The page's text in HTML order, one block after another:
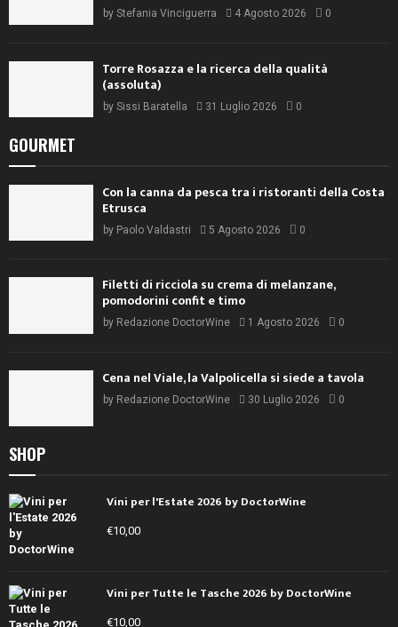
by Stefania Vinciguerra 4 Agosto 2026 0
Torre Rosazza e la ricerca della qualità
(assoluta)
by Sissi Baratella 31 Luglio 2026 0
GOURMET
Con la canna da pesca tra i ristoranti della Costa
Etrusca
by Paolo Valdastri 5 Agosto 2026 0
Filetti di ricciola su crema di melanzane,
pomodorini confit e timo
by Redazione DoctorWine 1 Agosto 2026 0
Cena nel Viale, la Valpolicella si siede a tavola
by Redazione DoctorWine 30 Luglio 2026 0
SHOP
Vini per l'Estate 2026 by DoctorWine
€10,00
Vini per Tutte le Tasche 2026 by DoctorWine
€10,00